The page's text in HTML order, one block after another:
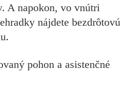
A napokon, vo vnútri
nájdete bezdrôtovú
pohon a asistenčné